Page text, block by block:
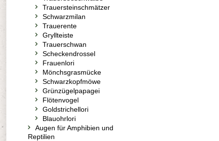
Trauersteinschmätzer
Schwarzmilan
Trauerente
Gryllteiste
Trauerschwan
Scheckendrossel
Frauenlori
Mönchsgrasmücke
Schwarzkopfmöwe
Grünzügelpapagei
Flötenvogel
Goldstrichellori
Blauohrlori
Augen für Amphibien und
Reptilien